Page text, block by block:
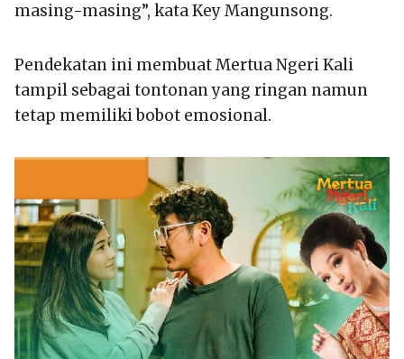
masing-masing”, kata Key Mangunsong.
Pendekatan ini membuat Mertua Ngeri Kali
tampil sebagai tontonan yang ringan namun
tetap memiliki bobot emosional.